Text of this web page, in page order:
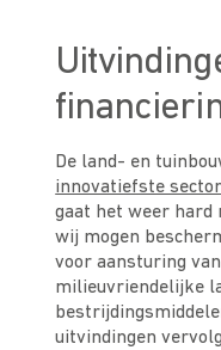
De land- en
innovatiefste
gaat het weer hard
wij mogen
voor aansturing
milieuvriendelijke
uitvindingen